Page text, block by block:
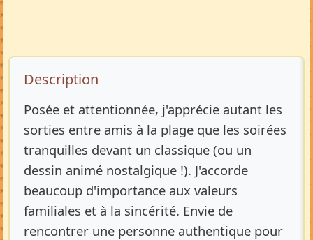
Description de l’annonce
Description
Posée et attentionnée, j'apprécie autant les
sorties entre amis à la plage que les soirées
tranquilles devant un classique (ou un
dessin animé nostalgique !). J'accorde
beaucoup d'importance aux valeurs
familiales et à la sincérité. Envie de
rencontrer une personne authentique pour